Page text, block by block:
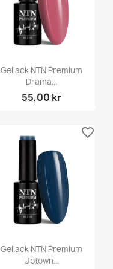
Gellack NTN Premium
Drama...
55,00 kr
Gellack NTN Premium
Uptown...
favorite_border